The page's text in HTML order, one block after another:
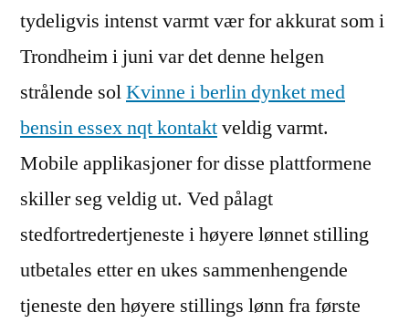
tydeligvis intenst varmt vær for akkurat som i
Trondheim i juni var det denne helgen
strålende solKvinne i berlin dynket med
bensin essex nqt kontaktveldig varmt.
Mobile applikasjoner for disse plattformene
skiller seg veldig ut. Ved pålagt
stedfortredertjeneste i høyere lønnet stilling
utbetales etter en ukes sammenhengende
tjeneste den høyere stillings lønn fra første